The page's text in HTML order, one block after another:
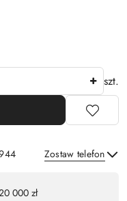
szt.
Zostaw telefon
000 zł